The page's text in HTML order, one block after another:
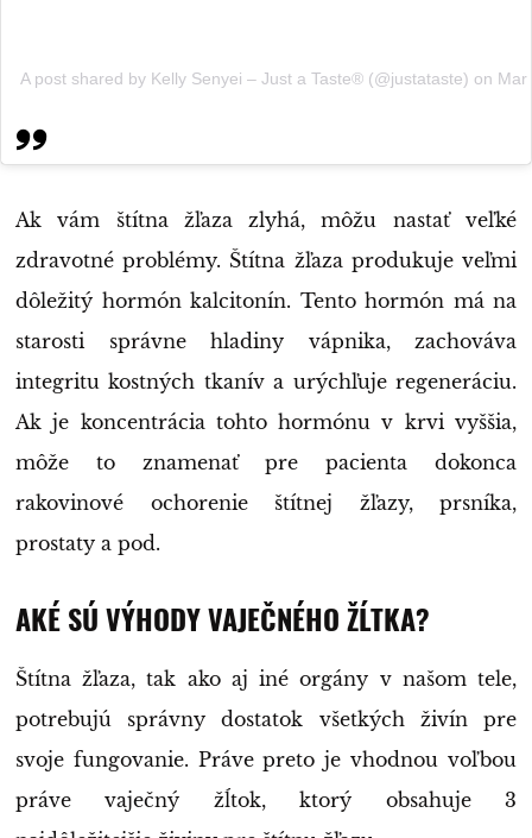
A post shared by Kelly Senyei – Just a Taste® (@justataste) on Mar
Ak vám štítna žľaza zlyhá, môžu nastať veľké
zdravotné problémy. Štítna žľaza produkuje veľmi
dôležitý hormón kalcitonín. Tento hormón má na
starosti správne hladiny vápnika, zachováva
integritu kostných tkanív a urýchľuje regeneráciu.
Ak je koncentrácia tohto hormónu v krvi vyššia,
môže to znamenať pre pacienta dokonca
rakovinové ochorenie štítnej žľazy, prsníka,
prostaty a pod.
AKÉ SÚ VÝHODY VAJEČNÉHO ŽĹTKA?
Štítna žľaza, tak ako aj iné orgány v našom tele,
potrebujú správny dostatok všetkých živín pre
svoje fungovanie. Práve preto je vhodnou voľbou
práve vaječný žĺtok, ktorý obsahuje 3